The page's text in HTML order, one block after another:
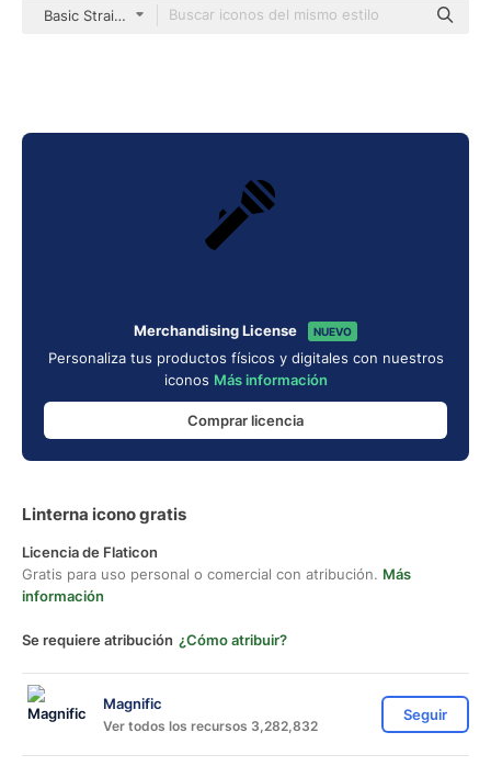
Basic Straight Filled
Merchandising License NUEVO
Personaliza tus productos físicos y digitales con nuestros
iconos Más información
Comprar licencia
Linterna icono gratis
Licencia de Flaticon
Gratis para uso personal o comercial con atribución. Más
información
Se requiere atribución ¿Cómo atribuir?
Magnific
Ver todos los recursos 3,282,832
Seguir